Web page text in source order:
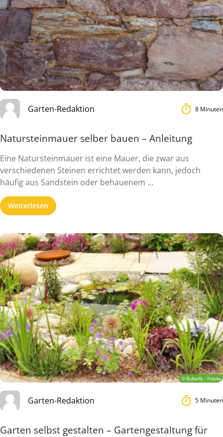
Garten-Redaktion 8 Minuten
Natursteinmauer selber bauen – Anleitung
Eine Natursteinmauer ist eine Mauer, die zwar aus
verschiedenen Steinen errichtet werden kann, jedoch
häufig aus Sandstein oder behauenem ...
Weiterlesen
Garten-Redaktion 5 Minuten
Garten selbst gestalten – Gartengestaltung für